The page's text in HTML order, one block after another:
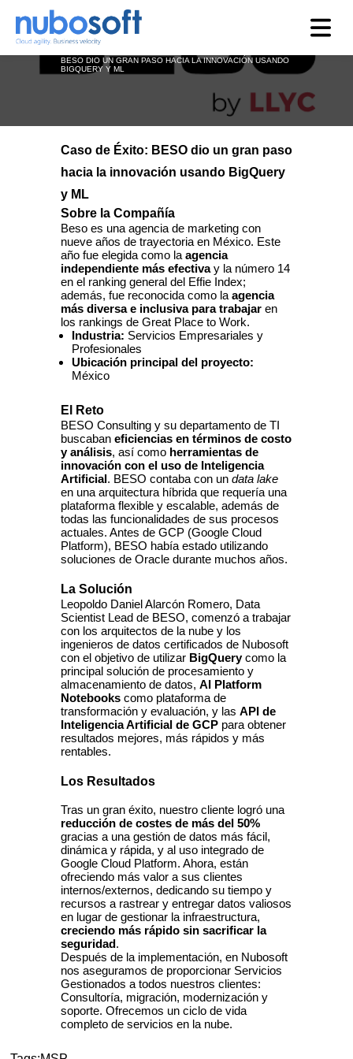
BESO DIO UN GRAN PASO HACIA LA INNOVACIÓN USANDO
BIGQUERY Y ML
Caso de Éxito: BESO dio un gran paso
hacia la innovación usando BigQuery
y ML
Sobre la Compañía
Beso es una agencia de marketing con
nueve años de trayectoria en México. Este
año fue elegida como la agencia
independiente más efectivay la número 14
en el ranking general del Effie Index;
además, fue reconocida como la agencia
más diversa e inclusiva para trabajaren
los rankings de Great Place to Work.
Industria: Servicios Empresariales y
Profesionales
Ubicación principal del proyecto:
México
El Reto
BESO Consulting y su departamento de TI
buscaban eficiencias en términos de costo
y análisis, así como herramientas de
innovación con el uso de Inteligencia
Artificial. BESO contaba con un data lake
en una arquitectura híbrida que requería una
plataforma flexible y escalable, además de
todas las funcionalidades de sus procesos
actuales. Antes de GCP (Google Cloud
Platform), BESO había estado utilizando
soluciones de Oracle durante muchos años.
La Solución
Leopoldo Daniel Alarcón Romero, Data
Scientist Lead de BESO, comenzó a trabajar
con los arquitectos de la nube y los
ingenieros de datos certificados de Nubosoft
con el objetivo de utilizar BigQuerycomo la
principal solución de procesamiento y
almacenamiento de datos, AI Platform
Notebookscomo plataforma de
transformación y evaluación, y las API de
Inteligencia Artificial de GCPpara obtener
resultados mejores, más rápidos y más
rentables.
Los Resultados
Tras un gran éxito, nuestro cliente logró una
reducción de costes de más del 50%
gracias a una gestión de datos más fácil,
dinámica y rápida, y al uso integrado de
Google Cloud Platform. Ahora, están
ofreciendo más valor a sus clientes
internos/externos, dedicando su tiempo y
recursos a rastrear y entregar datos valiosos
en lugar de gestionar la infraestructura,
creciendo más rápido sin sacrificar la
seguridad.
Después de la implementación, en Nubosoft
nos aseguramos de proporcionar Servicios
Gestionados a todos nuestros clientes:
Consultoría, migración, modernización y
soporte. Ofrecemos un ciclo de vida
completo de servicios en la nube.